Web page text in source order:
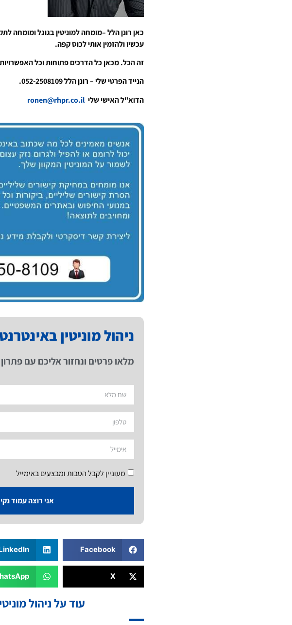
כאן רונן הלל –מומחה למוניטין בגוגל ומומחה
עכשיו ולהזמין אותי לכוס קפה.
זה הכל. מכאן כל הדרכים פתוחות וכל האפשרויות
הנייד הפרטי שלי – רונן הלל 052-2508109.
הדוא"ל האישי שלי
ניהול מוניטין באינטרנט
מלאו פרטים ונחזור אליכם עם
מעוניין לקבל הטבות ומבצעים באימייל
אני רוצה עמוד
Facebook
X
עוד על ניהול